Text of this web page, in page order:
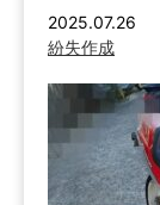
2025.07.26
紛失作成